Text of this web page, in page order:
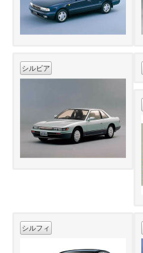
シルビア
シルフィ